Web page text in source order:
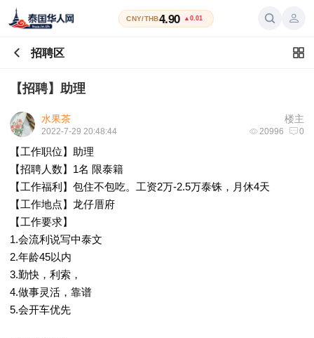
CNY/THB4.90 ▲0.01
招聘区
【招聘】助理
楼主
水果茶
20996 0
2022-7-29 20:48:44
【工作职位】助理
【招聘人数】1名 限泰籍
【工作福利】包住不包吃。工资2万-2.5万泰铢，月休4天
【工作地点】龙仔厝府
【工作要求】
1.会流利说写中泰文
2.年龄45以内
3.勤快，利索，
4.做事灵活，靠谱
5.会开车优先